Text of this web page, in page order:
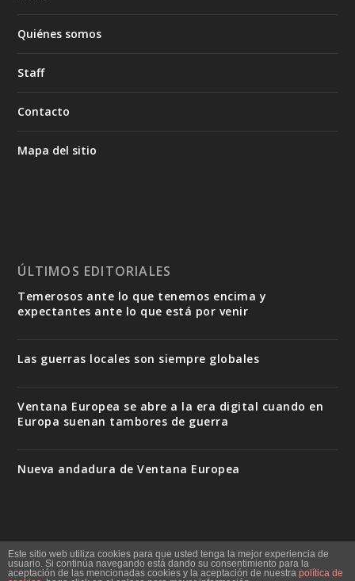
Quiénes somos
Staff
Contacto
Mapa del sitio
ÚLTIMOS EDITORIALES
Temerosos ante lo que tenemos encima y
expectantes ante lo que está por venir
Las guerras locales son siempre globales
Ventana Europea se abre a la era digital cuando en
Europa suenan tambores de guerra
Nueva andadura de Ventana Europea
Quiénes somos Staff Contacto
Mapa del sitio
Este sitio web utiliza cookies para que usted tenga la mejor experiencia de
usuario. Si continúa navegando está dando su consentimiento para la
aceptación de las mencionadas cookies y la aceptación de nuestra política de